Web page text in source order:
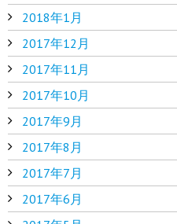
2018年1月
2017年12月
2017年11月
2017年10月
2017年9月
2017年8月
2017年7月
2017年6月